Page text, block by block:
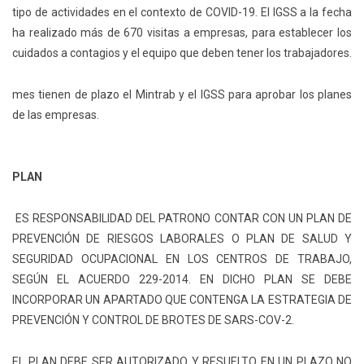
tipo de actividades en el contexto de COVID-19. El IGSS a la fecha
ha realizado más de 670 visitas a empresas, para establecer los
cuidados a contagios y el equipo que deben tener los trabajadores.
mes tienen de plazo el Mintrab y el IGSS para aprobar los planes
de las empresas.
PLAN
ES RESPONSABILIDAD DEL PATRONO CONTAR CON UN PLAN DE
PREVENCIÓN DE RIESGOS LABORALES O PLAN DE SALUD Y
SEGURIDAD OCUPACIONAL EN LOS CENTROS DE TRABAJO,
SEGÚN EL ACUERDO 229-2014. EN DICHO PLAN SE DEBE
INCORPORAR UN APARTADO QUE CONTENGA LA ESTRATEGIA DE
PREVENCIÓN Y CONTROL DE BROTES DE SARS-COV-2.